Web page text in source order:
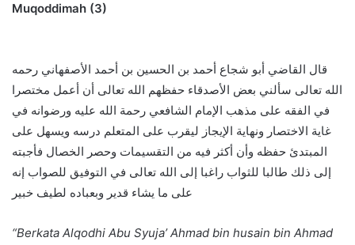
Muqoddimah (3)
قال القاضي أبو شجاع أحمد بن الحسين بن أحمد الأصفهاني رحمه
الله تعالى سألني بعض الأصدقاء حفظهم الله تعالى أن أعمل مختصرا
في الفقه على مذهب الإمام الشافعي رحمة الله عليه ورضوانه في
غاية الاختصار ونهاية الإيجاز ليقرب على المتعلم درسه ويسهل على
المبتدئ حفظه وأن أكثر فيه من التقسيمات وحصر الخصال فأجبته
إلى ذلك طالبا للثواب راغبا إلى الله تعالى في التوفيق للصواب إنه
على ما يشاء قدير وبعباده لطيف خبير
“Berkata Alqodhi Abu Syuja’ Ahmad bin husain bin Ahmad